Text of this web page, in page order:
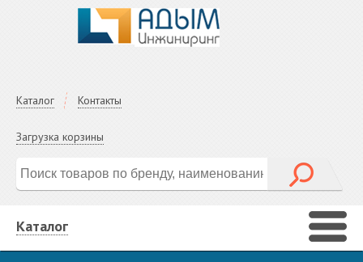
Каталог Контакты
Загрузка корзины
Каталог